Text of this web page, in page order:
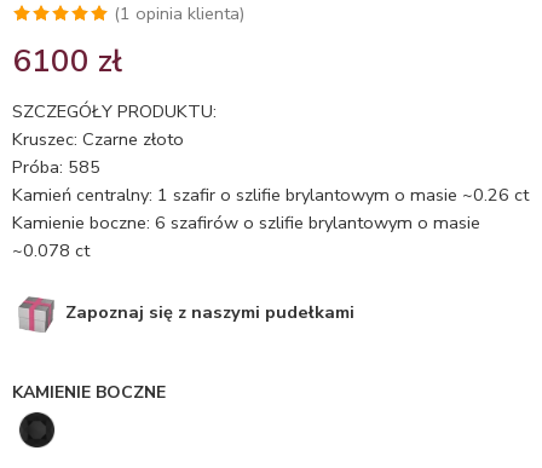
5.00na 5
oceny
(1 opinia klienta)
6100 zł
SZCZEGÓŁY PRODUKTU:
Kruszec: Czarne złoto
Próba: 585
Kamień centralny: 1 szafir o szlifie brylantowym o masie ~0.26 ct
Kamienie boczne: 6 szafirów o szlifie brylantowym o masie
~0.078 ct
Zapoznaj się z naszymi pudełkami
KAMIENIE BOCZNE